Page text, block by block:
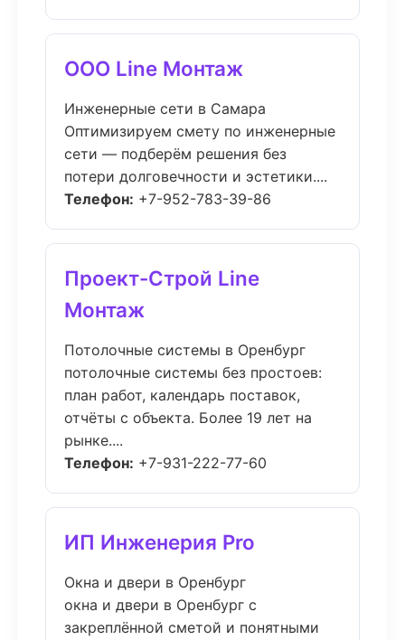
ООО Line Монтаж
Инженерные сети в Самара
Оптимизируем смету по инженерные
сети — подберём решения без
потери долговечности и эстетики....
Телефон: +7-952-783-39-86
Проект-Строй Line
Монтаж
Потолочные системы в Оренбург
потолочные системы без простоев:
план работ, календарь поставок,
отчёты с объекта. Более 19 лет на
рынке....
Телефон: +7-931-222-77-60
ИП Инженерия Pro
Окна и двери в Оренбург
окна и двери в Оренбург с
закреплённой сметой и понятными